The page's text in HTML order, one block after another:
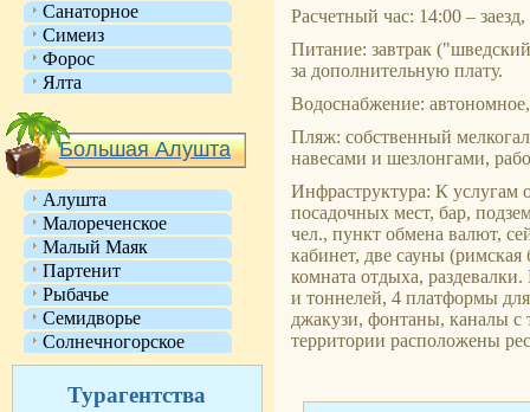
Санаторное
Симеиз
Форос
Ялта
Большая Алушта
Алушта
Малореченское
Малый Маяк
Партенит
Рыбачье
Семидворье
Солнечногорское
Турагентства
Расчетный час: 14:00 –
Питание: завтрак
за дополнительную плату.
Водоснабжение:
Пляж: собственный
навесами и шезлонгами,
Инфраструктура: К услугам
посадочных мест, бар,
чел., пункт обмена валют,
кабинет, две сауны
комната отдыха,
и тоннелей, 4 платформы
джакузи, фонтаны, каналы с
территории расположены